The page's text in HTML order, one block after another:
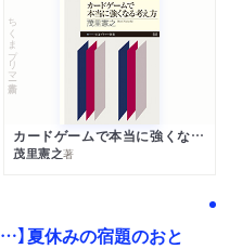
ちくまプリマー新書
カードゲームで本当に強くなる考え方
茂里憲之著
】夏休みの宿題のおと